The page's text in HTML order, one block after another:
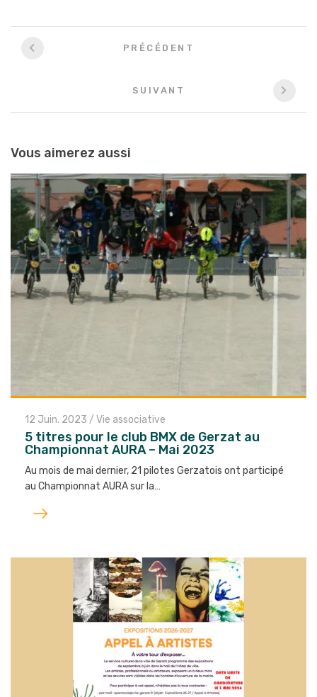
Navigation
entre
articles
PRÉCÉDENT
SUIVANT
Vous aimerez aussi
12 Juin. 2023 / Vie associative
5 titres pour le club BMX de Gerzat au
Championnat AURA – Mai 2023
Au mois de mai dernier, 21 pilotes Gerzatois ont participé
au Championnat AURA sur la…
Lire
l'article